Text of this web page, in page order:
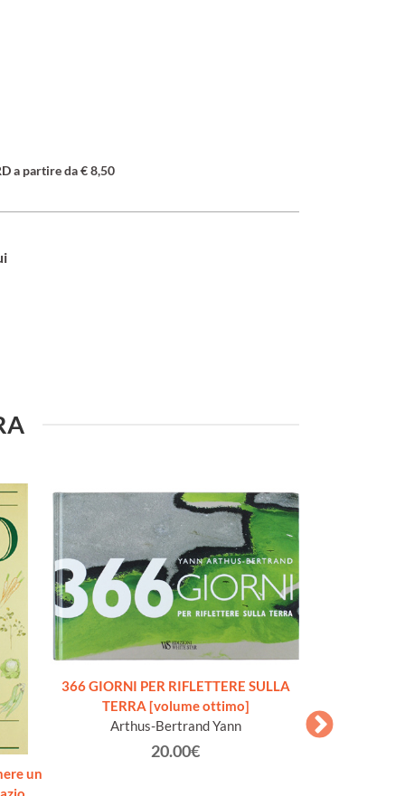
a partire da € 8,50
un
366 GIORNI PER RIFLETTERE SULLA
TERRA [volume ottimo]
Arthus-Bertrand Yann
20.00€